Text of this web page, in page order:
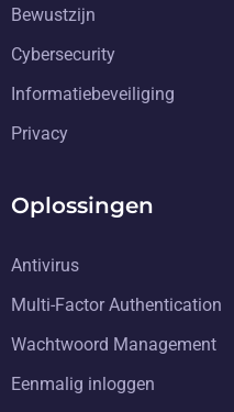
Bewustzijn
Cybersecurity
Informatiebeveiliging
Privacy
Oplossingen
Antivirus
Multi-Factor Authentication
Wachtwoord Management
Eenmalig inloggen